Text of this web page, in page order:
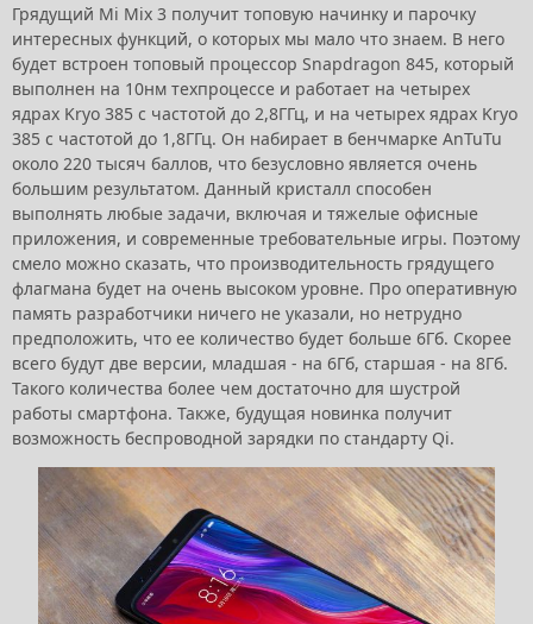
Грядущий Mi Mix 3 получит топовую начинку и парочку
интересных функций, о которых мы мало что знаем. В него
будет встроен топовый процессор Snapdragon 845, который
выполнен на 10нм техпроцессе и работает на четырех
ядрах Kryo 385 с частотой до 2,8ГГц, и на четырех ядрах Kryo
385 с частотой до 1,8ГГц. Он набирает в бенчмарке AnTuTu
около 220 тысяч баллов, что безусловно является очень
большим результатом. Данный кристалл способен
выполнять любые задачи, включая и тяжелые офисные
приложения, и современные требовательные игры. Поэтому
смело можно сказать, что производительность грядущего
флагмана будет на очень высоком уровне. Про оперативную
память разработчики ничего не указали, но нетрудно
предположить, что ее количество будет больше 6Гб. Скорее
всего будут две версии, младшая - на 6Гб, старшая - на 8Гб.
Такого количества более чем достаточно для шустрой
работы смартфона. Также, будущая новинка получит
возможность беспроводной зарядки по стандарту Qi.